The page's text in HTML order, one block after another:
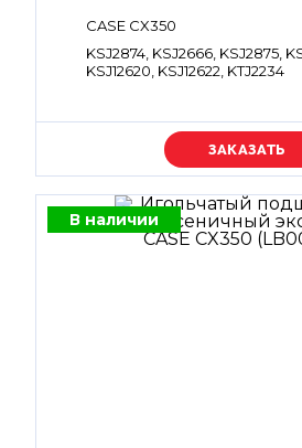
CASE CX350
KSJ2874, KSJ2666, KSJ2875,
KSJ12620, KSJ12622, KTJ2234
Уточняйте
В наличии